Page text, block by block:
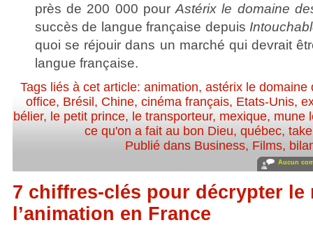
près de 200 000 pourAstérix le domaine
succès de langue française depuis
quoi se réjouir dans un marché qui devrait
langue française.
Tags liés à cet article:animation,astérix le domaine
office, Brésil , Chine,cinéma français, Etats-Unis,
bélier, le petit prince, le transporteur, mexique, mune
ce qu'on a fait au bon Dieu,québec,
Publié dans Business, Films,
Aucun
7 chiffres-clés pour décrypter le
l’animation en France